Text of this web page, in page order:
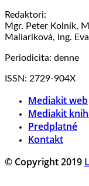
Redaktori:
Mgr. Peter Kolník,
Maliariková, Ing.
Periodicita: denne
ISSN: 2729-904X
Mediakit web
Mediakit
Predplatné
Kontakt
© Copyright 2019